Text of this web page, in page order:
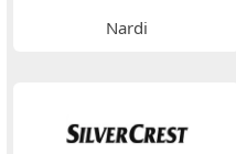
Nardi